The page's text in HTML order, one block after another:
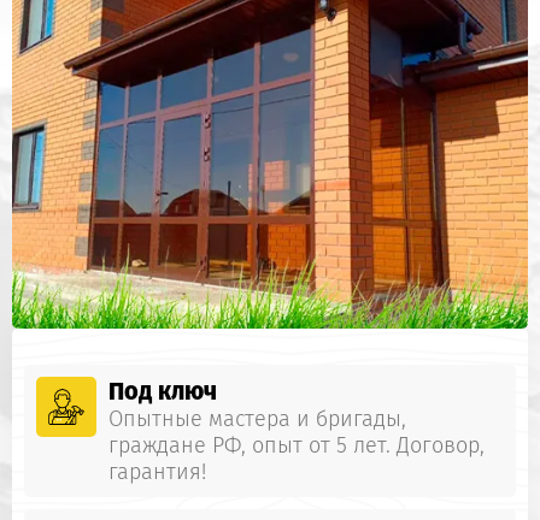
Под ключ
Опытные мастера и бригады,
граждане РФ, опыт от 5 лет. Договор,
гарантия!